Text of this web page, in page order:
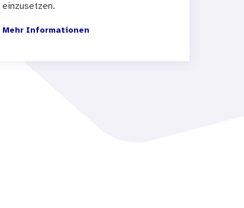
einzusetzen.
Mehr Informationen